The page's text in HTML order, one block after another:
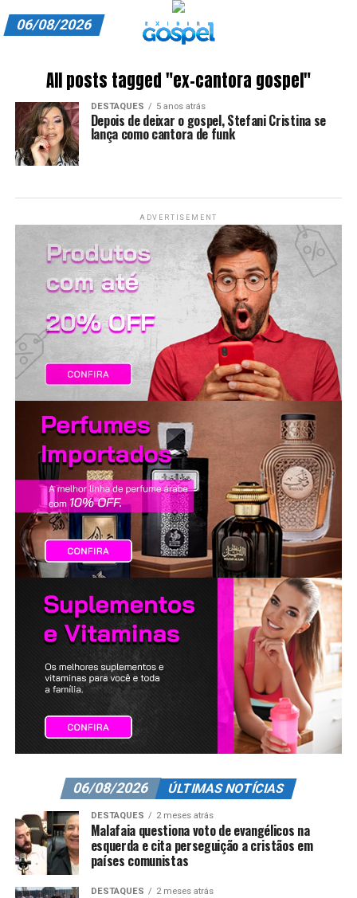
ASSINE
CARRINHO
EDITORIAL
EXPEDIENTE
FINALIZAR COMPRA
HOME
LANÇAMENTOS
06/08/2026
All posts tagged "ex-cantora gospel"
DESTAQUES 5 anos atrás
Depois de deixar o gospel, Stefani Cristina se
lança como cantora de funk
ADVERTISEMENT
06/08/2026 ÚLTIMAS NOTÍCIAS
DESTAQUES 2 meses atrás
Malafaia questiona voto de evangélicos na
esquerda e cita perseguição a cristãos em
países comunistas
DESTAQUES 2 meses atrás